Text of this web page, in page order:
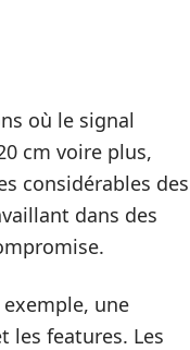
où le signal
cm voire plus,
considérables des
dans des
une
les features. Les